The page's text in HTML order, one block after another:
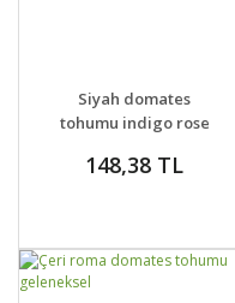
DETAYLAR SEPETE EKLE
Siyah domates
tohumu indigo rose
148,38 TL